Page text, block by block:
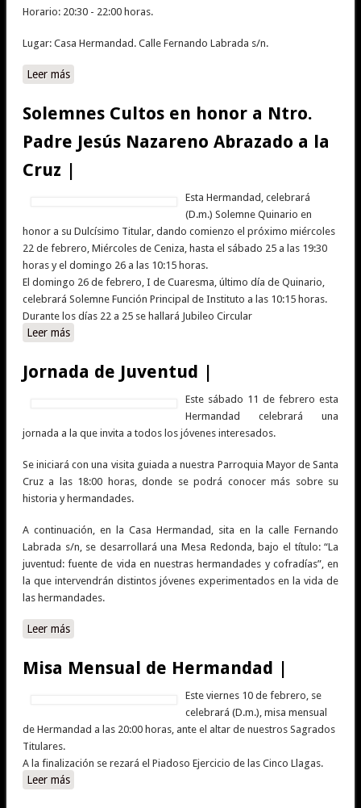
Horario: 20:30 - 22:00 horas.
Lugar: Casa Hermandad. Calle Fernando Labrada s/n.
Leer mássobre Reparto de papeletas de sitio para la Estación de
Solemnes Cultos en honor a Ntro.
Padre Jesús Nazareno Abrazado a la
Cruz |
Esta Hermandad, celebrará
(D.m.) Solemne Quinario en
honor a su Dulcísimo Titular, dando comienzo el próximo miércoles
22 de febrero, Miércoles de Ceniza, hasta el sábado 25 a las 19:30
horas y el domingo 26 a las 10:15 horas.
El domingo 26 de febrero, I de Cuaresma, último día de Quinario,
celebrará Solemne Función Principal de Instituto a las 10:15 horas.
Durante los días 22 a 25 se hallará Jubileo Circular
Leer mássobre Solemnes Cultos en honor a Ntro. Padre Jesús
Jornada de Juventud |
Este sábado 11 de febrero esta
Hermandad celebrará una
jornada a la que invita a todos los jóvenes interesados.
Se iniciará con una visita guiada a nuestra Parroquia Mayor de Santa
Cruz a las 18:00 horas, donde se podrá conocer más sobre su
historia y hermandades.
A continuación, en la Casa Hermandad, sita en la calle Fernando
Labrada s/n, se desarrollará una Mesa Redonda, bajo el título: “La
juventud: fuente de vida en nuestras hermandades y cofradías”, en
la que intervendrán distintos jóvenes experimentados en la vida de
las hermandades.
Leer mássobre Jornada de Juventud |
Misa Mensual de Hermandad |
Este viernes 10 de febrero, se
celebrará (D.m.), misa mensual
de Hermandad a las 20:00 horas, ante el altar de nuestros Sagrados
Titulares.
A la finalización se rezará el Piadoso Ejercicio de las Cinco Llagas.
Leer mássobre Misa Mensual de Hermandad |